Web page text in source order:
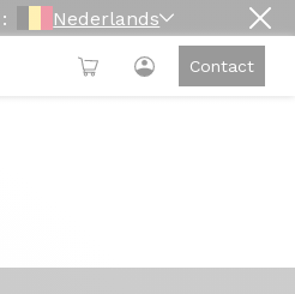
Nederlands
Contact